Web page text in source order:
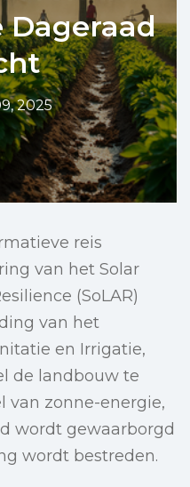
Dageraad
2025
reis
van het Solar
(SoLAR)
van het
en Irrigatie,
de landbouw te
van zonne-energie,
wordt gewaarborgd
wordt bestreden.